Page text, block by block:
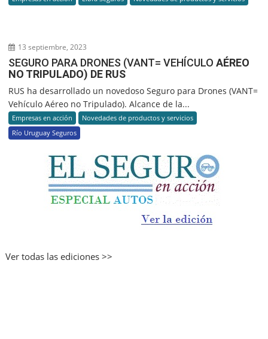
13 septiembre, 2023
SEGURO PARA DRONES (VANT= VEHÍCULOAÉREO
NO TRIPULADO) DE RUS
RUS ha desarrollado un novedoso Seguro para Drones (VANT=
Vehículo Aéreo no Tripulado). Alcance de la...
Empresas en acción
Novedades de productos y servicios
Río Uruguay Seguros
Ver todas las ediciones >>